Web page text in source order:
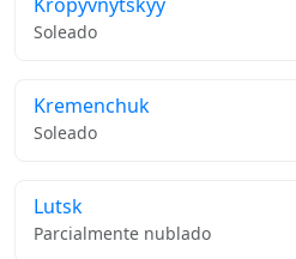
Soleado
Kremenchuk
Soleado
Lutsk
Parcialmente nublado